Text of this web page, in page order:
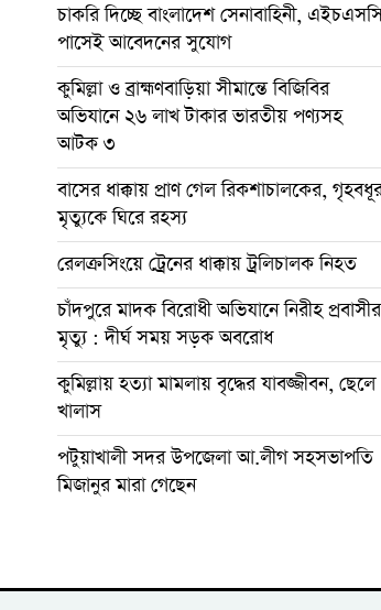
চাকরি দিচ্ছে বাংলাদেশ সেনাবাহিনী,
পাসেই আবেদনের সুযোগ
কুমিল্লা ও ব্রাহ্মণবাড়িয়া সীমান্তে বিজিবির
অভিযানে ২৬ লাখ টাকার ভারতীয় পণ্যসহ
আটক ৩
বাসের ধাক্কায় প্রাণ গেল রিকশাচালকের,
মৃত্যুকে ঘিরে রহস্য
রেলক্রসিংয়ে ট্রেনের ধাক্কায় ট্রলিচালক নিহত
চাঁদপুরে মাদক বিরোধী অভিযানে নিরীহ প্রবাসীর
মৃত্যু : দীর্ঘ সময় সড়ক অবরোধ
কুমিল্লায় হত্যা মামলায় বৃদ্ধের যাবজ্জীবন, ছেলে
খালাস
পটুয়াখালী সদর উপজেলা আ.লীগ সহসভাপতি
মিজানুর মারা গেছেন